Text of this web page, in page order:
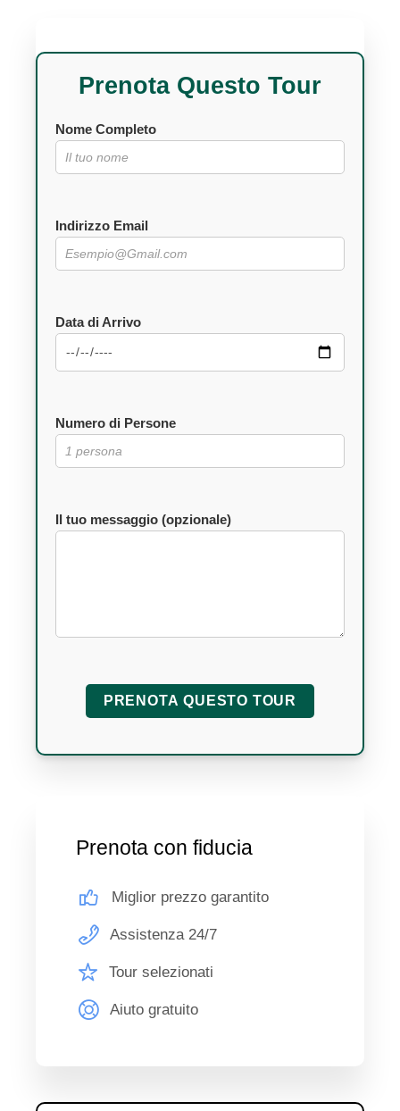
Prenota Questo Tour
Nome Completo
Indirizzo Email
Data di Arrivo
Numero di Persone
Il tuo messaggio (opzionale)
Prenota con fiducia
Miglior prezzo garantito
Assistenza 24/7
Tour selezionati
Aiuto gratuito